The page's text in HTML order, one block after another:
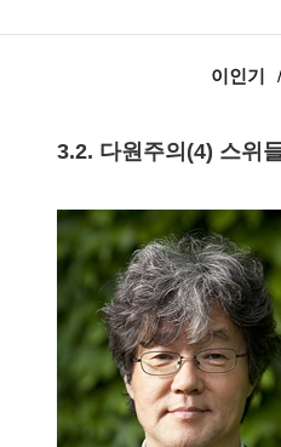
이인기
3.2. 다원주의(4) 스위